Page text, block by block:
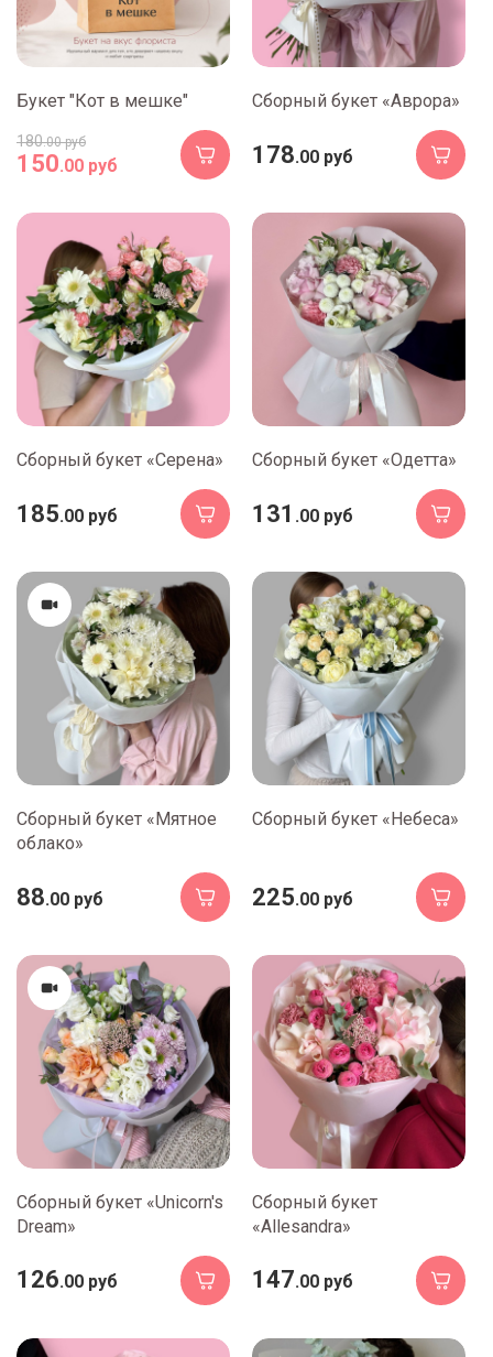
Букет "Кот в мешке"
180.00 руб
150.00 руб
Сборный букет «Аврора»
178.00 руб
Сборный букет «Серена»
185.00 руб
Сборный букет «Одетта»
131 .00 руб
Сборный букет «Мятное
облако»
88.00 руб
Сборный букет «Небеса»
225.00 руб
Сборный букет «Unicorn's
Dream»
126.00 руб
Сборный букет
«Allesandra»
147.00 руб